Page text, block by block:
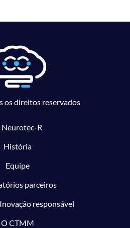
os direitos reservados
Neurotec-R
História
Equipe
parceiros
responsável
O CTMM